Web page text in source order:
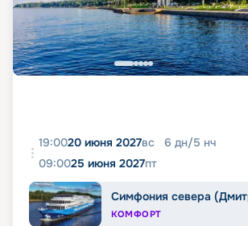
19:0020 июня 2027вс 6 дн/5 нч
09:0025 июня 2027пт
Симфония севера
КОМФОРТ